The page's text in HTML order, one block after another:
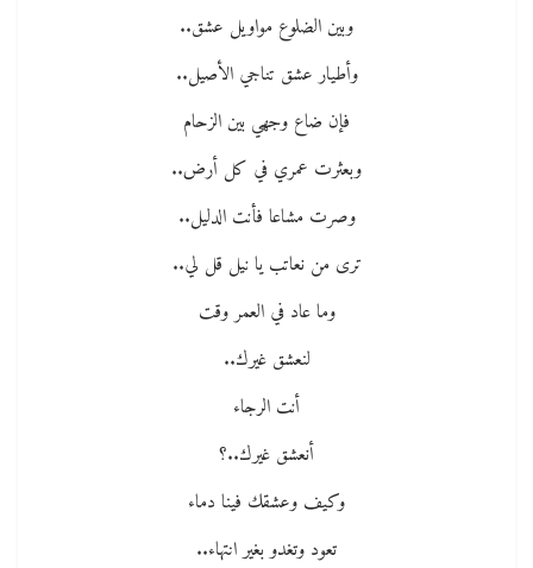
وبين الضلوع مواويل عشق..
وأطيار عشق تناجي الأصيل..
فإن ضاع وجهي بين الزحام
وبعثرت عمري في كل أرض..
وصرت مشاعا فأنت الدليل..
ترى من نعاتب يا نيل قل لي..
وما عاد في العمر وقت
لنعشق غيرك..
أنت الرجاء
أنعشق غيرك..؟
وكيف وعشقك فينا دماء
تعود وتغدو بغير انتهاء..